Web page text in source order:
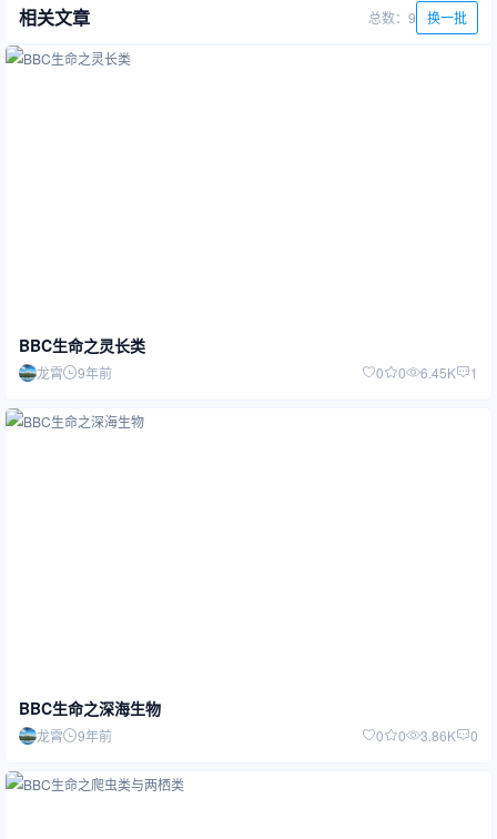
相关文章 总数：9 换一批
BBC生命之灵长类
龙霄 9年前 0 0 6.45K 1
BBC生命之深海生物
龙霄 9年前 0 0 3.86K 0